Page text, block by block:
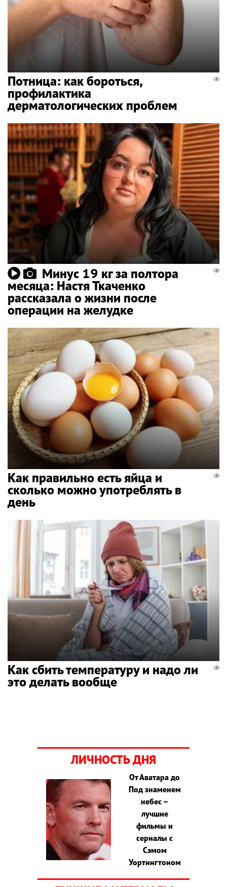
Потница: как бороться,
профилактика
дерматологических проблем
Минус 19 кг за полтора
месяца: Настя Ткаченко
рассказала о жизни после
операции на желудке
Как правильно есть яйца и
сколько можно употреблять в
день
Как сбить температуру и надо ли
это делать вообще
ЛИЧНОСТЬ ДНЯ
От Аватара до
Под знаменем
небес –
лучшие
фильмы и
сериалы с
Сэмом
Уортингтоном